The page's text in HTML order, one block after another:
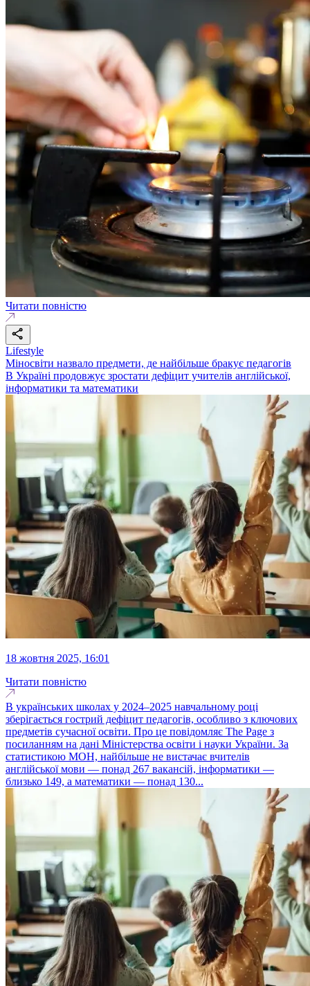
Читати повністю
Lifestyle
Міносвіти назвало предмети, де найбільше бракує педагогів
В Україні продовжує зростати дефіцит учителів англійської,
інформатики та математики
18 жовтня 2025, 16:01
Читати повністю
В українських школах у 2024–2025 навчальному році
зберігається гострий дефіцит педагогів, особливо з ключових
предметів сучасної освіти. Про це повідомляє The Page з
посиланням на дані Міністерства освіти і науки України. За
статистикою МОН, найбільше не вистачає вчителів
англійської мови — понад 267 вакансій, інформатики —
близько 149, а математики — понад 130...